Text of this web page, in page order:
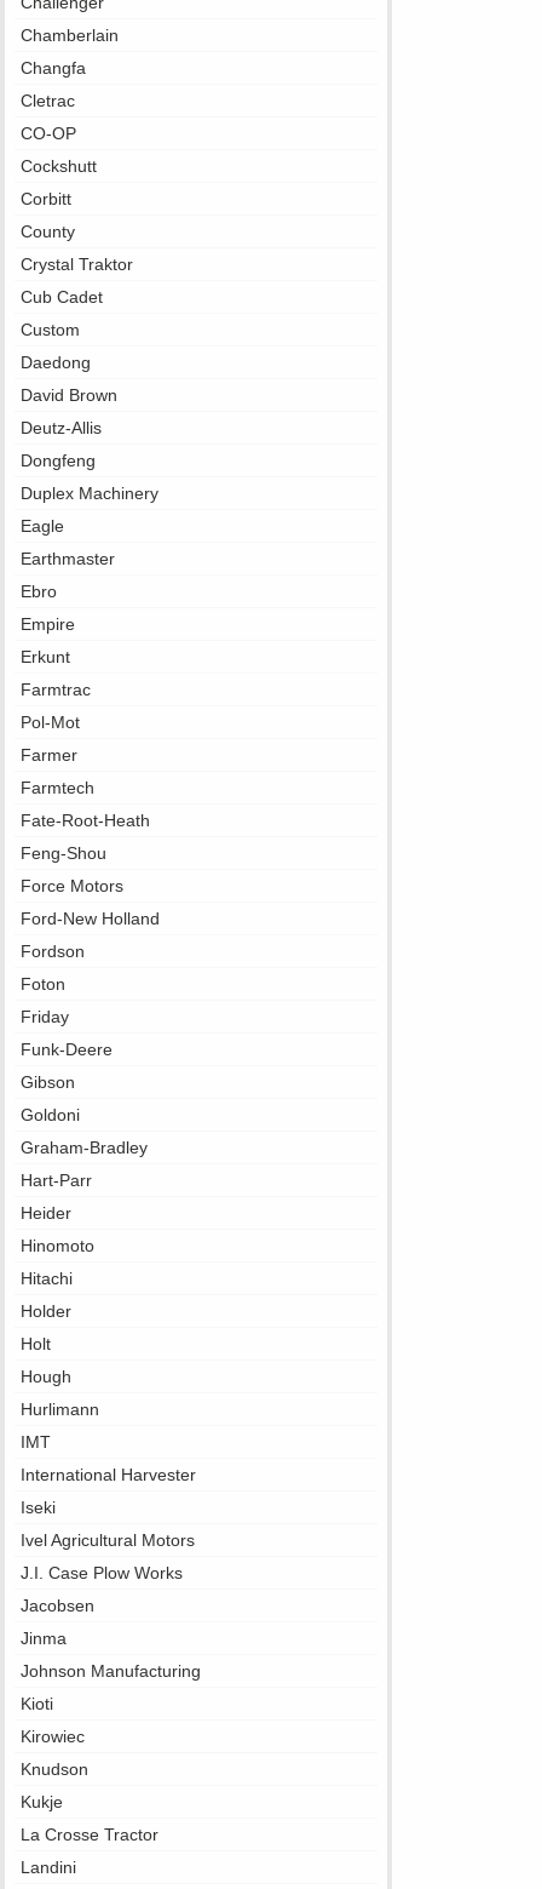
Chamberlain
Changfa
Cletrac
CO-OP
Cockshutt
Corbitt
County
Crystal Traktor
Cub Cadet
Custom
Daedong
David Brown
Deutz-Allis
Dongfeng
Duplex Machinery
Eagle
Earthmaster
Ebro
Empire
Erkunt
Farmtrac
Pol-Mot
Farmer
Farmtech
Fate-Root-Heath
Feng-Shou
Force Motors
Ford-New Holland
Fordson
Foton
Friday
Funk-Deere
Gibson
Goldoni
Graham-Bradley
Hart-Parr
Heider
Hinomoto
Hitachi
Holder
Holt
Hough
Hurlimann
IMT
International Harvester
Iseki
Ivel Agricultural Motors
J.I. Case Plow Works
Jacobsen
Jinma
Johnson Manufacturing
Kioti
Kirowiec
Knudson
Kukje
La Crosse Tractor
Landini